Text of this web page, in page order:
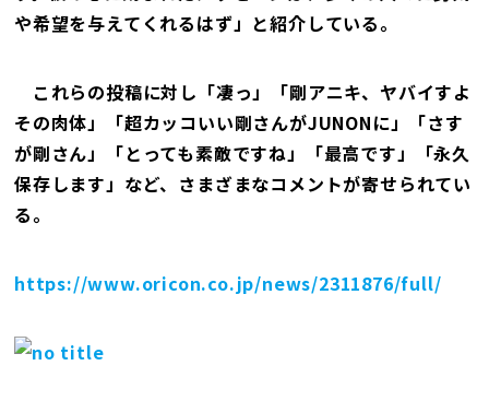
や希望を与えてくれるはず」と紹介している。
これらの投稿に対し「凄っ」「剛アニキ、ヤバイすよ
その肉体」「超カッコいい剛さんがJUNONに」「さす
が剛さん」「とっても素敵ですね」「最高です」「永久
保存します」など、さまざまなコメントが寄せられてい
る。
https://www.oricon.co.jp/news/2311876/full/